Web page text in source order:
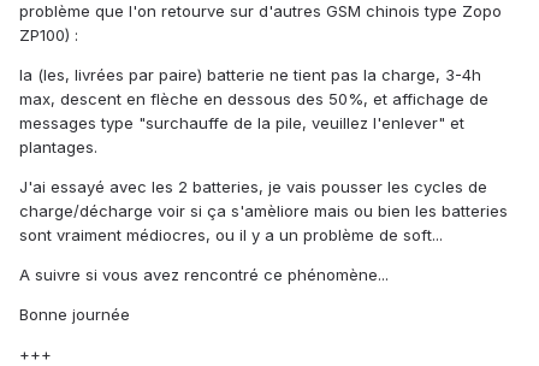
problème que l'on retourve sur d'autres GSM chinois type Zopo
ZP100) :
la (les, livrées par paire) batterie ne tient pas la charge, 3-4h
max, descent en flèche en dessous des 50%, et affichage de
messages type "surchauffe de la pile, veuillez l'enlever" et
plantages.
J'ai essayé avec les 2 batteries, je vais pousser les cycles de
charge/décharge voir si ça s'amèliore mais ou bien les batteries
sont vraiment médiocres, ou il y a un problème de soft...
A suivre si vous avez rencontré ce phénomène...
Bonne journée
+++